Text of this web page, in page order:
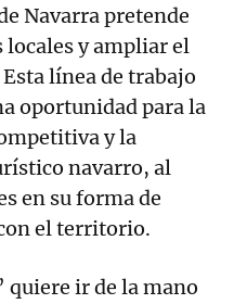
Navarra pretende
locales y ampliar el
línea de trabajo
oportunidad para la
y la
navarro, al
en su forma de
el territorio.
quiere ir de la mano